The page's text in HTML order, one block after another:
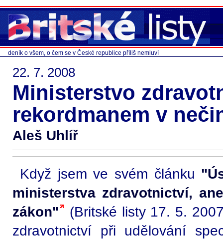
deník o všem, o čem se v České republice příliš nemluví
22. 7. 2008
Ministerstvo
rekordmanem v
Aleš Uhlíř
Když jsem ve svém článku
ministerstva zdravotnictví,
zákon"
(Britské listy 17. 5.
zdravotnictví při udělování